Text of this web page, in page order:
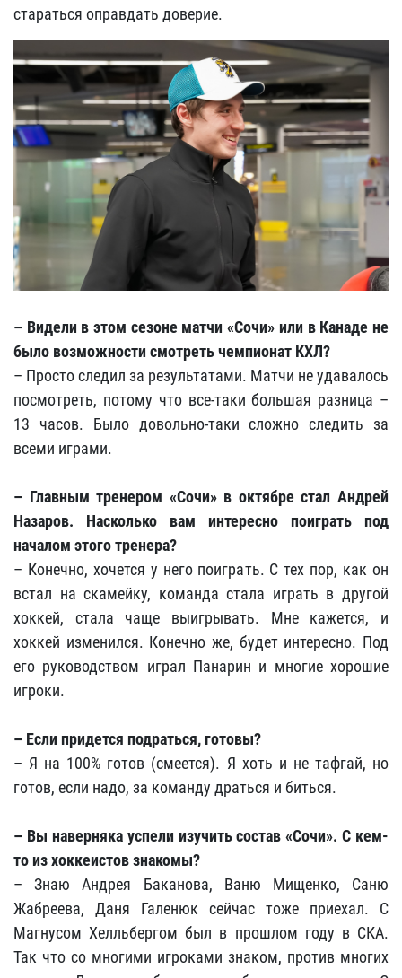
стараться оправдать доверие.
– Видели в этом сезоне матчи «Сочи» или в Канаде не
было возможности смотреть чемпионат КХЛ?
– Просто следил за результатами. Матчи не удавалось
посмотреть, потому что все-таки большая разница –
13 часов. Было довольно-таки сложно следить за
всеми играми.
– Главным тренером «Сочи» в октябре стал Андрей
Назаров. Насколько вам интересно поиграть под
началом этого тренера?
– Конечно, хочется у него поиграть. С тех пор, как он
встал на скамейку, команда стала играть в другой
хоккей, стала чаще выигрывать. Мне кажется, и
хоккей изменился. Конечно же, будет интересно. Под
его руководством играл Панарин и многие хорошие
игроки.
– Если придется подраться, готовы?
– Я на 100% готов (смеется). Я хоть и не тафгай, но
готов, если надо, за команду драться и биться.
– Вы наверняка успели изучить состав «Сочи». С кем-
то из хоккеистов знакомы?
– Знаю Андрея Баканова, Ваню Мищенко, Саню
Жабреева, Даня Галенюк сейчас тоже приехал. С
Магнусом Хелльбергом был в прошлом году в СКА.
Так что со многими игроками знаком, против многих